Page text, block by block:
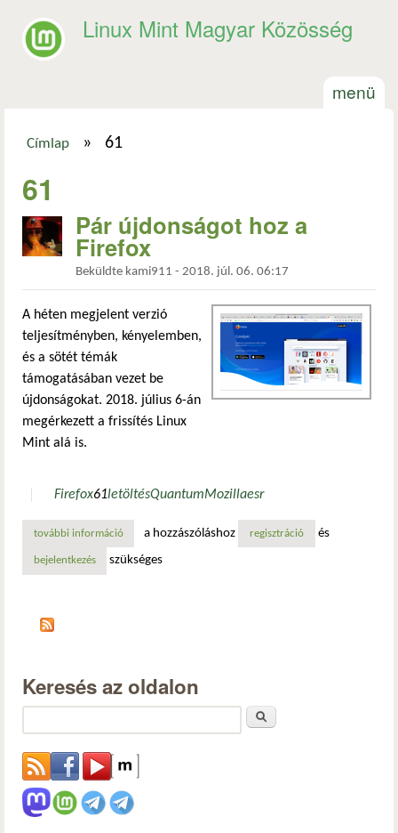
Linux Mint Magyar Közösség
menü
Címlap » 61
61
Pár újdonságot hoz a
Firefox
Beküldte kami911 - 2018. júl. 06. 06:17
A héten megjelent verzió
teljesítményben, kényelemben,
és a sötét témák
támogatásában vezet be
újdonságokat. 2018. július 6-án
megérkezett a frissítés Linux
Mint alá is.
Firefox61letöltésQuantumMozillaesr
további információpár újdonságot hoz a firefox tartalommal kapcsolatosan
a hozzászóláshoz regisztráció és
bejelentkezés szükséges
Keresés az oldalon